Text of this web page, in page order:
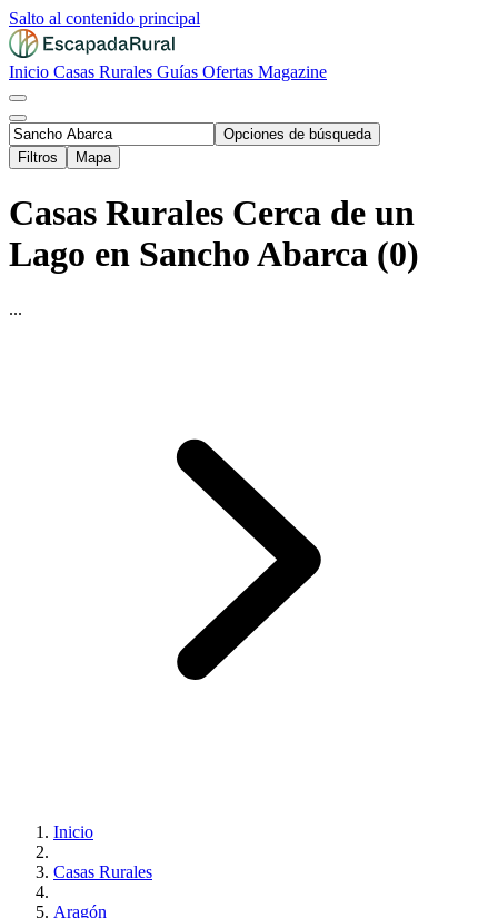
Salto al contenido principal
Inicio Casas Rurales Guías Ofertas Magazine
Opciones de búsqueda
Filtros
Mapa
Casas Rurales Cerca de un
Lago en Sancho Abarca (0)
...
Inicio
Casas Rurales
Aragón